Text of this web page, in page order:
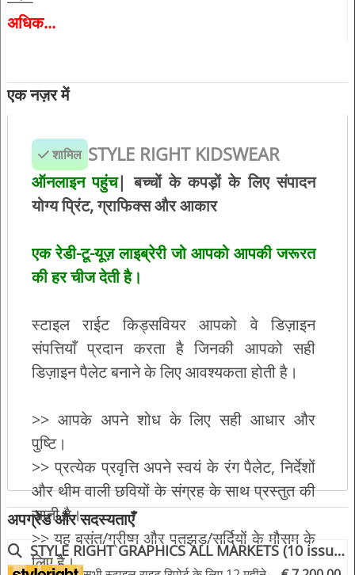
पहुंच
+++ में पिछले 24 महीनों में प्रकाशित सभी रिपोर्ट तक पहुंच
+++ सभी कलाकृति, सीएडी, ग्राफिक्स और प्रिंट संपादन
योग्य डिजाइन के रूप में उपयोग करने के लिए स्वतंत्र हैं!
आर्टवर्क पेज तक डाउनलोड करें!
+++सदिश संपादन योग्य एआई/ईपीएस फाइलों के रूप में सभी
फाइलें
अधिक...
एक नज़र में
शामिल STYLE RIGHT KIDSWEAR
ऑनलाइन पहुंच| बच्चों के कपड़ों के लिए संपादन
योग्य प्रिंट, ग्राफिक्स और आकार
एक रेडी-टू-यूज़ लाइब्रेरी जो आपको आपकी जरूरत
की हर चीज देती है।
स्टाइल राईट किड्सवियर आपको वे डिज़ाइन
संपत्तियाँ प्रदान करता है जिनकी आपको सही
डिज़ाइन पैलेट बनाने के लिए आवश्यकता होती है।
>> आपके अपने शोध के लिए सही आधार और
पुष्टि।
>> प्रत्येक प्रवृत्ति अपने स्वयं के रंग पैलेट, निर्देशों
और थीम वाली छवियों के संग्रह के साथ प्रस्तुत की
जाती है।
>> यह बसंत/ग्रीष्म और पतझड़/सर्दियों के मौसम के
लिए है।
अपग्रेड और सदस्यताएँ
STYLE RIGHT GRAPHICS ALL MARKETS (10 issues p.a.)